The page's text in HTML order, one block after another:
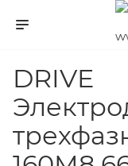
DRIVE